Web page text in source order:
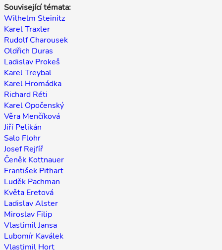
Související témata:
Wilhelm Steinitz
Karel Traxler
Rudolf Charousek
Oldřich Duras
Ladislav Prokeš
Karel Treybal
Karel Hromádka
Richard Réti
Karel Opočenský
Věra Menčíková
Jiří Pelikán
Salo Flohr
Josef Rejfíř
Čeněk Kottnauer
František Pithart
Luděk Pachman
Květa Eretová
Ladislav Alster
Miroslav Filip
Vlastimil Jansa
Lubomír Kaválek
Vlastimil Hort